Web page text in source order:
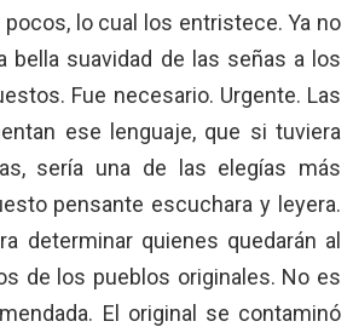
pocos, lo cual los entristece. Ya no
bella suavidad de las señas a los
Fue necesario. Urgente. Las
ese lenguaje, que si tuviera
sería una de las elegías más
pensante escuchara y leyera.
determinar quienes quedarán al
de los pueblos originales. No es
El original se contaminó